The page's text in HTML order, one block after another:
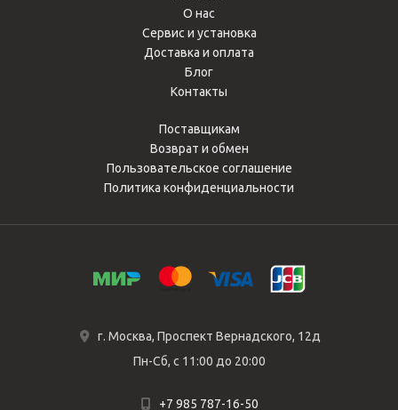
О нас
Сервис и установка
Доставка и оплата
Блог
Контакты
Поставщикам
Возврат и обмен
Пользовательское соглашение
Политика конфиденциальности
г. Москва, Проспект Вернадского, 12д
Пн-Сб, с 11:00 до 20:00
+7 985 787-16-50